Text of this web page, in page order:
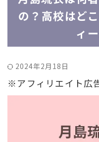
の？高校はど
ィ
2024年2月18日
※アフィリエイト広